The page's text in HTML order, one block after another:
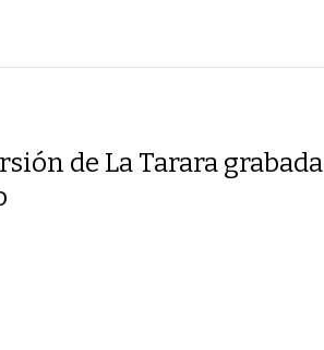
de La Tarara grabada